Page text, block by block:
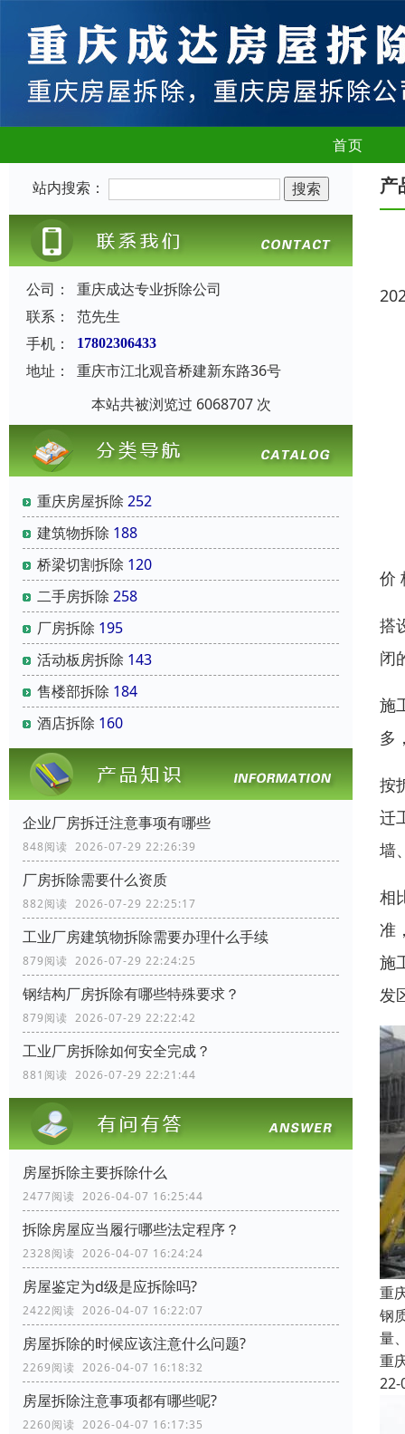
首页
站内搜索：
公司：
重庆成达专业拆除公司
联系：
范先生
手机：
17802306433
地址：
重庆市江北观音桥建新东路36号
本站共被浏览过 6068707 次
重庆房屋拆除 252
建筑物拆除 188
桥梁切割拆除 120
二手房拆除 258
厂房拆除 195
活动板房拆除 143
售楼部拆除 184
酒店拆除 160
企业厂房拆迁注意事项有哪些
848阅读 2026-07-29 22:26:39
厂房拆除需要什么资质
882阅读 2026-07-29 22:25:17
工业厂房建筑物拆除需要办理什么手续
879阅读 2026-07-29 22:24:25
钢结构厂房拆除有哪些特殊要求？
879阅读 2026-07-29 22:22:42
工业厂房拆除如何安全完成？
881阅读 2026-07-29 22:21:44
房屋拆除主要拆除什么
2477阅读 2026-04-07 16:25:44
拆除房屋应当履行哪些法定程序？
2328阅读 2026-04-07 16:24:24
房屋鉴定为d级是应拆除吗?
2422阅读 2026-04-07 16:22:07
房屋拆除的时候应该注意什么问题?
2269阅读 2026-04-07 16:18:32
房屋拆除注意事项都有哪些呢?
2260阅读 2026-04-07 16:17:35
产
价
搭
闭
施
多
按
迁
墙
相
准
施
发
重
钢
量
重
22-